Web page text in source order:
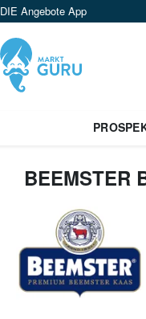
DIE Angebote App
BEEMSTER